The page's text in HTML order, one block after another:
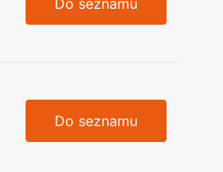
Do seznamu
Do seznamu